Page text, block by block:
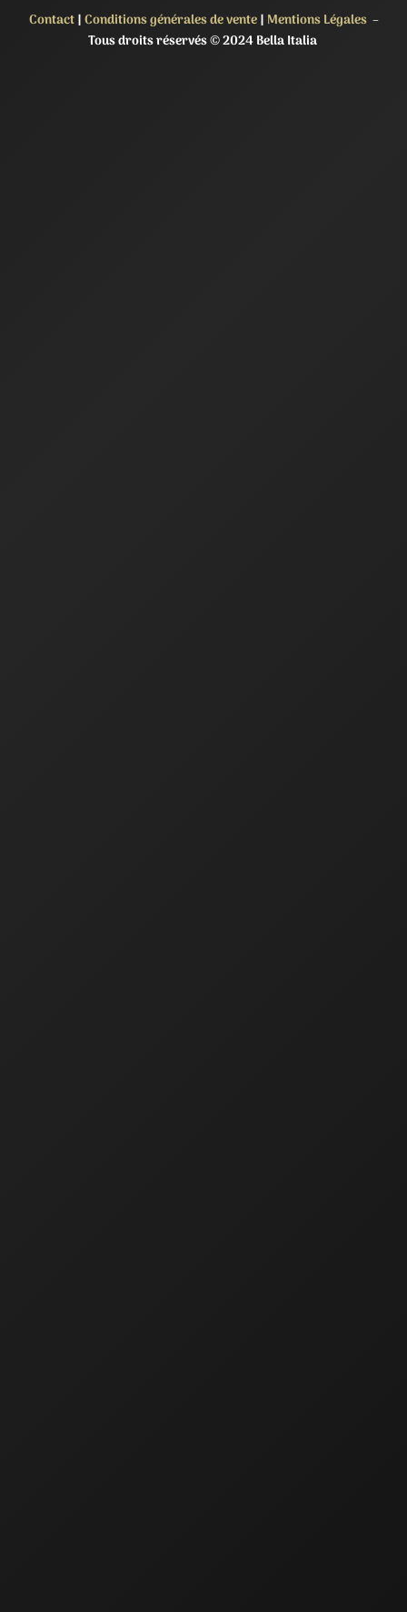
Contact|Conditions générales de vente| Mentions Légales–
Tous droits réservés © 2024 Bella Italia